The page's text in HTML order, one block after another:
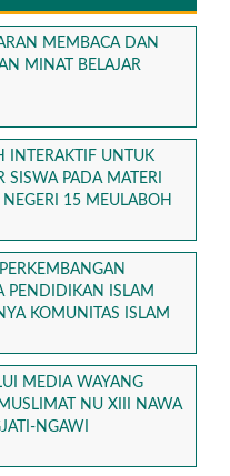
MEMBACA DAN
MINAT BELAJAR
INTERAKTIF UNTUK
SISWA PADA MATERI
15 MEULABOH
PENDIDIKAN ISLAM
KOMUNITAS ISLAM
MEDIA WAYANG
NU XIII NAWA
NGAWI